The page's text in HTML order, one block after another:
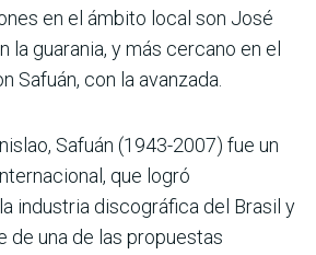
en el ámbito local son José
la guarania, y más cercano en el
Safuán, con la avanzada.
Safuán (1943-2007) fue un
que logró
industria discográfica del Brasil y
de una de las propuestas